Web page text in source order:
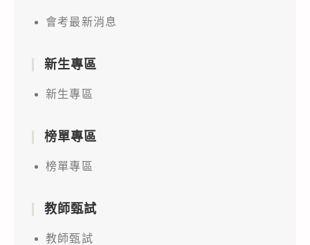
會考最新消息
新生專區
新生專區
榜單專區
榜單專區
教師甄試
教師甄試